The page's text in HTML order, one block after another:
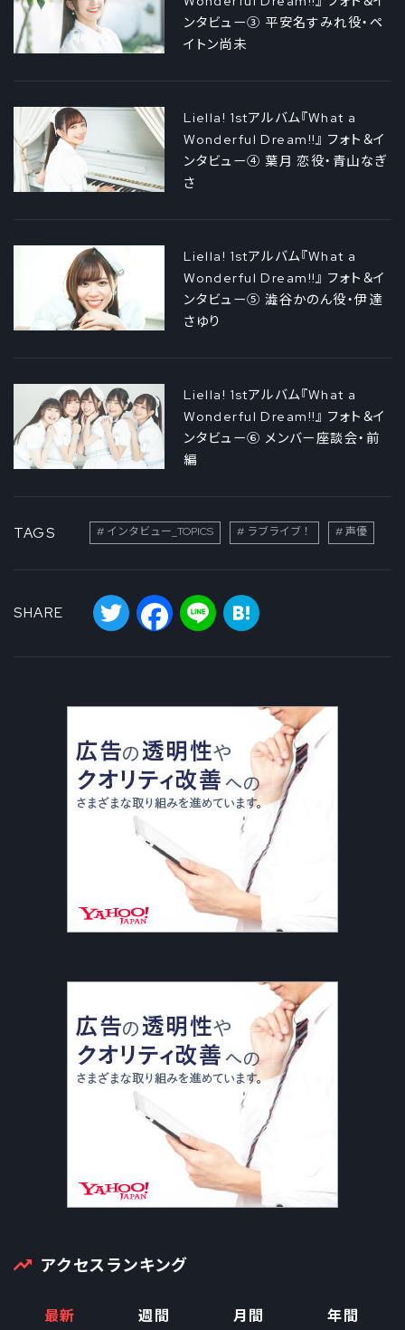
ンタビュー③ 平安名すみれ役・ペ
イトン尚未
Liella! 1stアルバム『What a
Wonderful Dream!!』 フォト＆イ
ンタビュー④ 葉月 恋役・青山なぎ
さ
Liella! 1stアルバム『What a
Wonderful Dream!!』 フォト＆イ
ンタビュー⑤ 澁谷かのん役・伊達
さゆり
Liella! 1stアルバム『What a
Wonderful Dream!!』 フォト＆イ
ンタビュー⑥ メンバー座談会・前
編
TAGS インタビュー_TOPICS ラブライブ！ 声優
SHARE
Twitter Facebook
Line
アクセスランキング
最新 週間 月間 年間